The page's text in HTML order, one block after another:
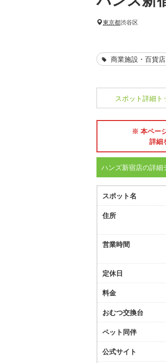
東京都渋谷区
商業施設・百貨店
スポット詳細
※ 本ペー
詳細
ハンズ新宿店の詳細
スポット名
住所
営業時間
定休日
料金
おむつ交換台
ペット同伴
公式サイト